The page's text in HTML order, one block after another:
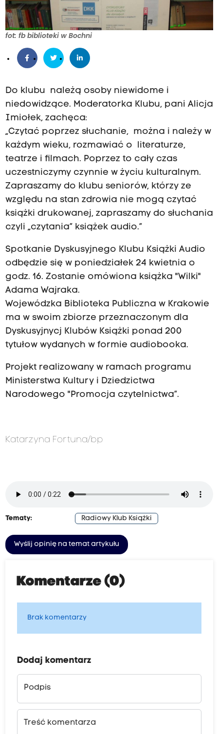
fot: fb biblioteki w Bochni
Do klubu należą osoby niewidome i
niedowidzące. Moderatorka Klubu, pani Alicja
Imiołek, zachęca:
„Czytać poprzez słuchanie, można i należy w
każdym wieku, rozmawiać o literaturze,
teatrze i filmach. Poprzez to cały czas
uczestniczymy czynnie w życiu kulturalnym.
Zapraszamy do klubu seniorów, którzy ze
względu na stan zdrowia nie mogą czytać
książki drukowanej, zapraszamy do słuchania
czyli „czytania” książek audio.”
Spotkanie Dyskusyjnego Klubu Książki Audio
odbędzie się w poniedziałek 24 kwietnia o
godz. 16. Zostanie omówiona książka "Wilki"
Adama Wajraka.
Wojewódzka Biblioteka Publiczna w Krakowie
ma w swoim zbiorze przeznaczonym dla
Dyskusyjnycj Klubów Książki ponad 200
tytułow wydanych w formie audiobooka.
Projekt realizowany w ramach programu
Ministerstwa Kultury i Dziedzictwa
Narodowego "Promocja czytelnictwa”.
Katarzyna Fortuna/bp
Tematy: Radiowy Klub Książki
Wyślij opinię na temat artykułu
Komentarze (0)
Brak komentarzy
Dodaj komentarz
Podpis
Treść komentarza